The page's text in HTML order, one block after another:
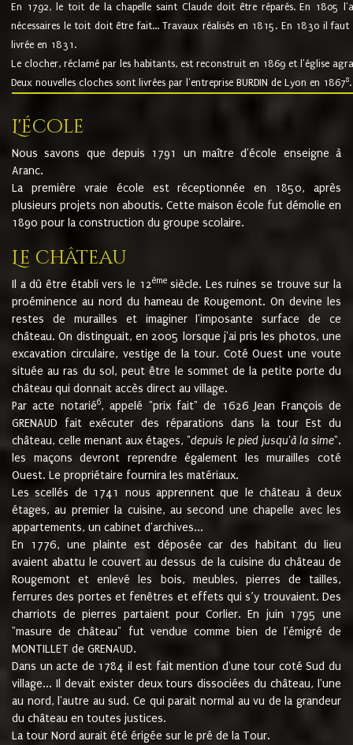
En 1792, le toit de la chapelle saint Claude doit être réparés. En 1805
nécessaires le toit doit être fait... Travaux réalisés en 1815. En 1830 il
livrée en 1831.
Le clocher, réclamé par les habitants, est reconstruit en 1869 et l'église
Deux nouvelles cloches sont livrées par l'entreprise BURDIN de Lyon en 18678.
L'école
Nous savons que depuis 1791 un maître d'école enseigne à
Aranc.
La première vraie école est réceptionnée en 1850, après
plusieurs projets non aboutis. Cette maison école fut démolie en
1890 pour la construction du groupe scolaire.
Le château
Il a dû être établi vers le 12èmesiècle. Les ruines se trouve sur la
proéminence au nord du hameau de Rougemont. On devine les
restes de murailles et imaginer l'imposante surface de ce
château. On distinguait, en 2005 lorsque j'ai pris les photos, une
excavation circulaire, vestige de la tour. Coté Ouest une voute
située au ras du sol, peut être le sommet de la petite porte du
château qui donnait accès direct au village.
Par acte notarié6, appelé "prix fait" de 1626 Jean François de
GRENAUD fait exécuter des réparations dans la tour Est du
château, celle menant aux étages, "depuis le pied jusqu'à la sime".
les maçons devront reprendre également les murailles coté
Ouest. Le propriétaire fournira les matériaux.
Les scellés de 1741 nous apprennent que le château à deux
étages, au premier la cuisine, au second une chapelle avec les
appartements, un cabinet d'archives...
En 1776, une plainte est déposée car des habitant du lieu
avaient abattu le couvert au dessus de la cuisine du château de
Rougemont et enlevé les bois, meubles, pierres de tailles,
ferrures des portes et fenêtres et effets qui s’y trouvaient. Des
charriots de pierres partaient pour Corlier. En juin 1795 une
"masure de château" fut vendue comme bien de l'émigré de
MONTILLET de GRENAUD.
Dans un acte de 1784 il est fait mention d'une tour coté Sud du
village... Il devait exister deux tours dissociées du château, l'une
au nord, l'autre au sud. Ce qui parait normal au vu de la grandeur
du château en toutes justices.
La tour Nord aurait été érigée sur le pré de la Tour.